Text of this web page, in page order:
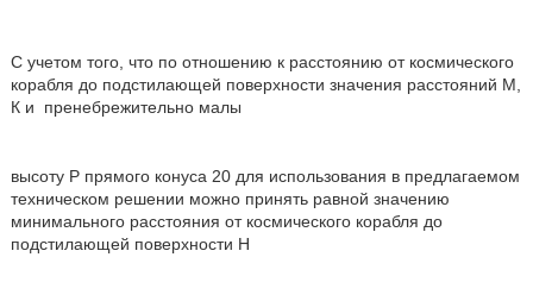
С учетом того, что по отношению к расстоянию от космического
корабля до подстилающей поверхности значения расстояний М,
К и
пренебрежительно малы
высоту Р прямого конуса 20 для использования в предлагаемом
техническом решении можно принять равной значению
минимального расстояния от космического корабля до
подстилающей поверхности Н